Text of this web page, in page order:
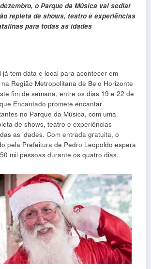
o Parque da Música vai sediar
repleta de shows, teatro e experiências
para todas as idades
já tem data e local para acontecer em
Região Metropolitana de Belo Horizonte
fim de semana, entre os dias 19 e 22 de
Encantado promete encantar
no Parque da Música, com uma
de shows, teatro e experiências
as idades. Com entrada gratuita, o
pela Prefeitura de Pedro Leopoldo espera
mil pessoas durante os quatro dias.